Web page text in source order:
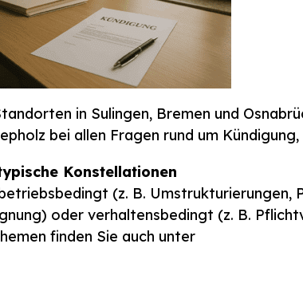
in Sulingen, Bremen und
bei allen Fragen rund um
Konstellationen
(z. B. Umstrukturierungen,
oder verhaltensbedingt (z. B.
finden Sie auch unter